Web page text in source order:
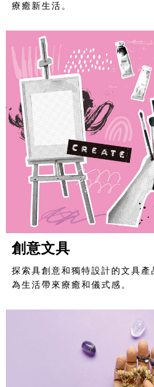
療癒新生活。
創意文具
探索具創意和獨特設計的文具產
為生活帶來療癒和儀式感。